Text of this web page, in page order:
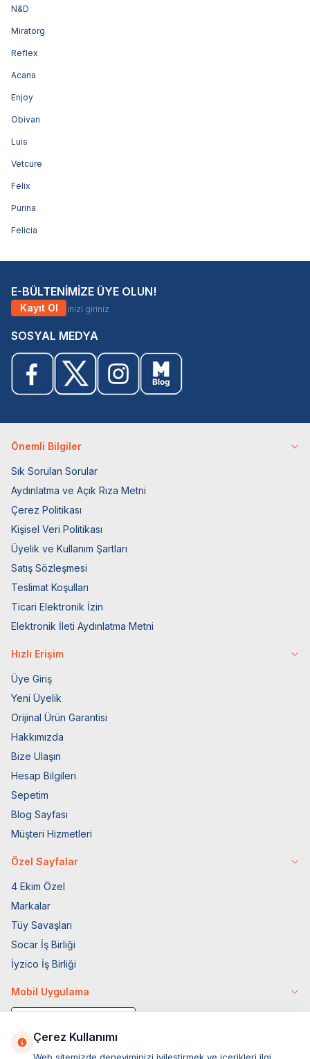
N&D
Miratorg
Reflex
Acana
Enjoy
Obivan
Luis
Vetcure
Felix
Purina
Felicia
E-BÜLTENİMİZE ÜYE OLUN!
Kayıt Ol
SOSYAL MEDYA
Önemli Bilgiler
Sık Sorulan Sorular
Aydınlatma ve Açık Rıza Metni
Çerez Politikası
Kişisel Veri Politikası
Üyelik ve Kullanım Şartları
Satış Sözleşmesi
Teslimat Koşulları
Ticari Elektronik İzin
Elektronik İleti Aydınlatma Metni
Hızlı Erişim
Üye Giriş
Yeni Üyelik
Orijinal Ürün Garantisi
Hakkımızda
Bize Ulaşın
Hesap Bilgileri
Sepetim
Blog Sayfası
Müşteri Hizmetleri
Özel Sayfalar
4 Ekim Özel
Markalar
Tüy Savaşları
Socar İş Birliği
İyzico İş Birliği
Mobil Uygulama
Çerez Kullanımı